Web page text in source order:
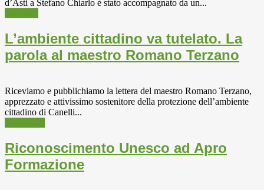
d’Asti a Stefano Chiarlo è stato accompagnato da un...
L’ambiente cittadino va tutelato. La
parola al maestro Romano Terzano
Riceviamo e pubblichiamo la lettera del maestro Romano Terzano,
apprezzato e attivissimo sostenitore della protezione dell’ambiente
cittadino di Canelli...
Riconoscimento Unesco ad Apro
Formazione